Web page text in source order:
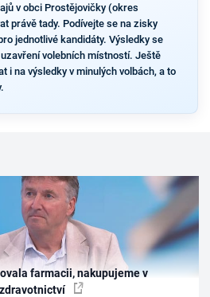
v obci Prostějovičky (okres
právě tady. Podívejte se na zisky
jednotlivé kandidáty. Výsledky se
volebních místností. Ještě
i na výsledky v minulých volbách, a to
farmacii, nakupujeme v